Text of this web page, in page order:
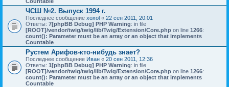
ЧСШ №2. Выпуск 1994 г.
Последнее сообщение xoxol « 22 сен 2011, 20:01
Ответы: 7[phpBB Debug] PHP Warning: in file
[ROOT]/vendor/twig/twig/lib/Twig/Extension/Core.php on line 1266:
count(): Parameter must be an array or an object that implements
Countable
Рустем Арифов-кто-нибудь знает?
Последнее сообщение Иван « 20 сен 2011, 12:36
Ответы: 1[phpBB Debug] PHP Warning: in file
[ROOT]/vendor/twig/twig/lib/Twig/Extension/Core.php on line 1266:
count(): Parameter must be an array or an object that implements
Countable